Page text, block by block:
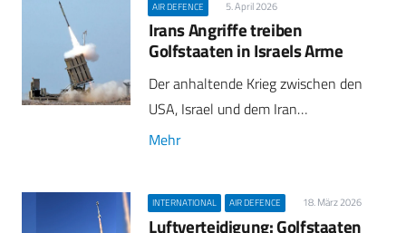
AIR DEFENCE 5. April 2026
Irans Angriffe treiben
Golfstaaten in Israels Arme
Der anhaltende Krieg zwischen den
USA, Israel und dem Iran…
Mehr
INTERNATIONAL AIR DEFENCE 18. März 2026
Luftverteidigung: Golfstaaten